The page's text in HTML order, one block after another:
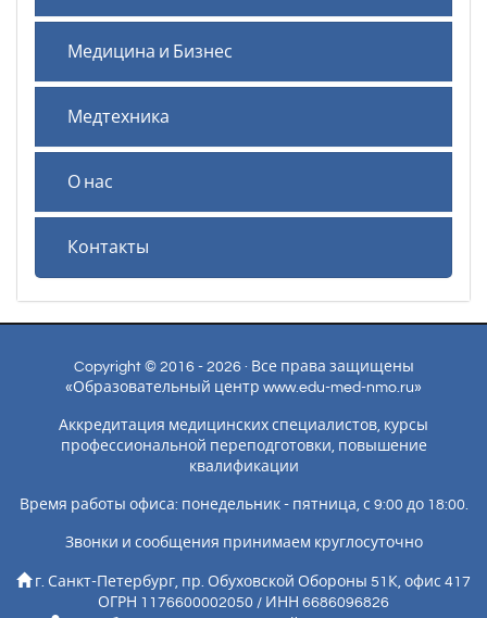
Медицина и Бизнес
Медтехника
О нас
Контакты
Copyright © 2016 - 2026 · Все права защищены
«Образовательный центр www.edu-med-nmo.ru»
Аккредитация медицинских специалистов, курсы
профессиональной переподготовки, повышение
квалификации
Время работы офиса: понедельник - пятница, с 9:00 до 18:00.
Звонки и сообщения принимаем круглосуточно
г. Санкт-Петербург, пр. Обуховской Обороны 51К, офис 417
ОГРН 1176600002050 / ИНН 6686096826